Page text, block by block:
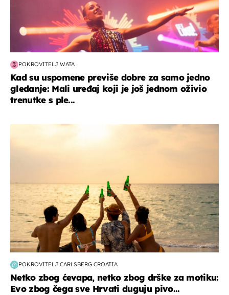
POKROVITELJ WATA
Kad su uspomene previše dobre za samo jedno
gledanje: Mali uređaj koji je još jednom oživio
trenutke s ple...
POKROVITELJ CARLSBERG CROATIA
Netko zbog ćevapa, netko zbog drške za motiku:
Evo zbog čega sve Hrvati duguju pivo...